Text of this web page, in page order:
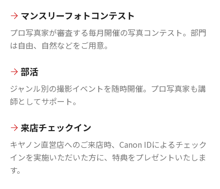
マンスリーフォトコンテスト
プロ写真家が審査する毎月開催の写真コンテスト。部門
は自由、自然などをご用意。
部活
ジャンル別の撮影イベントを随時開催。プロ写真家も講
師としてサポート。
来店チェックイン
キヤノン直営店へのご来店時、Canon IDによるチェック
インを実施いただいた方に、特典をプレゼントいたしま
す。